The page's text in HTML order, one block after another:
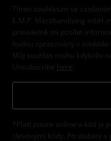
Tímto souhlasím se
E.M.P. Merchandising mbH
pravidelně mi posílat
budou zpracovány v
Můj souhlas mohu kdykoliv
Unsubscribe here
*Platí pouze online a kód je
slevovými kódy. Po vložení